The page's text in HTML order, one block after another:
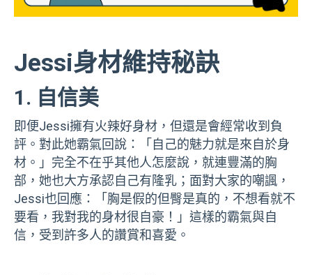
Jessi身材維持秘訣
1. 自信美
即便Jessi擁有火辣好身材，但還是會經常收到負
評。對此她霸氣回說：「自己的魅力就是來自於身
材。」完全不在乎其他人怎麼說，就連豐滿的胸
部，她也大方承認自己有隆乳；面對大家的嘲諷，
Jessi也回應：「胸是假的但臀是真的，不想看就不
要看，我對我的身材很自豪！」這樣的霸氣與自
信，受到許多人的讚賞和喜愛。